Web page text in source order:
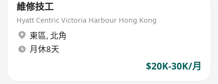
維修技工
Hyatt Centric Victoria Harbour Hong Kong
東區, 北角
月休8天
$20K-30K/月